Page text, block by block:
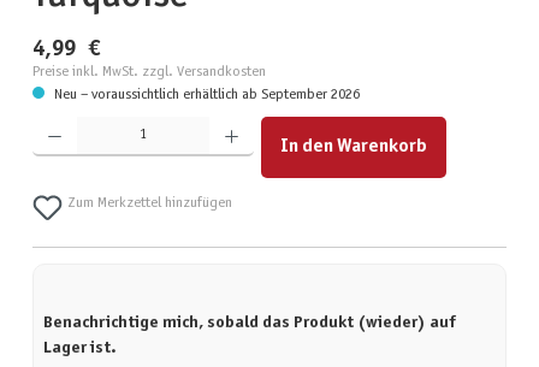
4,99 €
Preise inkl. MwSt. zzgl. Versandkosten
Neu – voraussichtlich erhältlich ab September 2026
Produkt Anzahl: Gib den gewünschten Wert ein oder benutze die Schaltflächen um die Anzahl zu
In den Warenkorb
Zum Merkzettel hinzufügen
Benachrichtige mich, sobald das Produkt (wieder) auf
Lager ist.